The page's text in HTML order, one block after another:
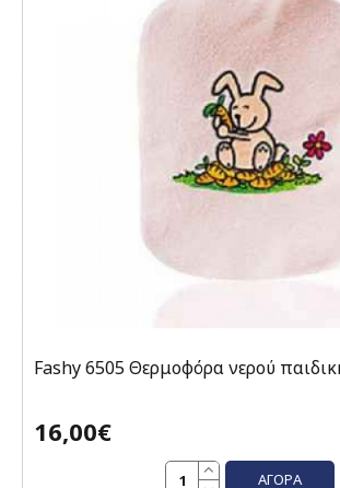
Fashy 6505 Θερμοφόρα νερού
16,00€
ΑΓΟΡΆ